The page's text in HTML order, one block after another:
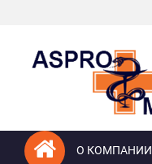
О КОМПАНИИ